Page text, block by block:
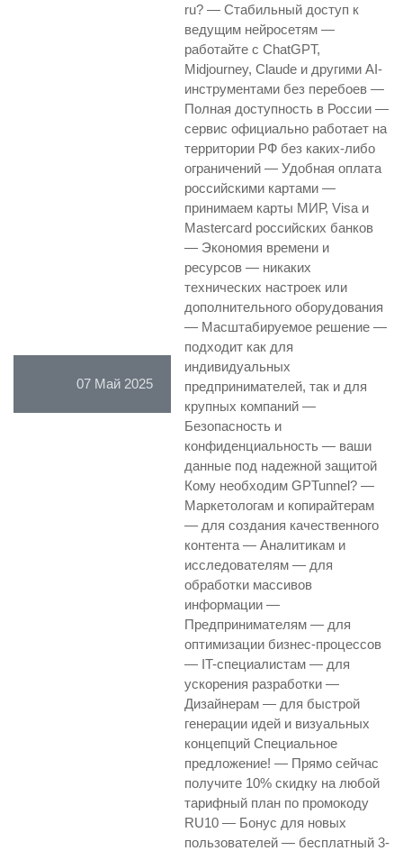
07 Май 2025
ru? — Стабильный доступ к
ведущим нейросетям —
работайте с ChatGPT,
Midjourney, Claude и другими AI-
инструментами без перебоев —
Полная доступность в России —
сервис официально работает на
территории РФ без каких-либо
ограничений — Удобная оплата
российскими картами —
принимаем карты МИР, Visa и
Mastercard российских банков
— Экономия времени и
ресурсов — никаких
технических настроек или
дополнительного оборудования
— Масштабируемое решение —
подходит как для
индивидуальных
предпринимателей, так и для
крупных компаний —
Безопасность и
конфиденциальность — ваши
данные под надежной защитой
Кому необходим GPTunnel? —
Маркетологам и копирайтерам
— для создания качественного
контента — Аналитикам и
исследователям — для
обработки массивов
информации —
Предпринимателям — для
оптимизации бизнес-процессов
— IT-специалистам — для
ускорения разработки —
Дизайнерам — для быстрой
генерации идей и визуальных
концепций Специальное
предложение! — Прямо сейчас
получите 10% скидку на любой
тарифный план по промокоду
RU10 — Бонус для новых
пользователей — бесплатный 3-